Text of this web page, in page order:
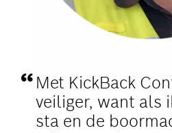
Met KickBack
veiliger, want als
sta en de